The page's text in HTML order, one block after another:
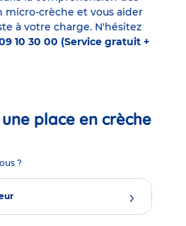
micro-crèche et vous aider
à votre charge. N'hésitez
10 30 00 (Service gratuit +
place en crèche
?